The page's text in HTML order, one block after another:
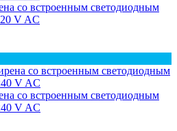
со встроенным светодиодным
V AC
со встроенным светодиодным
V AC